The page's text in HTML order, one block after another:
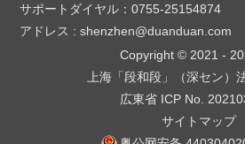
サポートダイヤル：0755-25154874
アドレス : shenzhen@duanduan.com
Copyright © 2021 -
上海「段和段」（深セン）
広東省 ICP No.
サイトマップ